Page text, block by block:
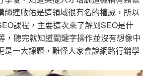
師連啟佑是這領域很有名的權威，所以
課程，主要這次來了解到SEO是什
，聽完就知道關鍵字操作並沒有想像中
是一大課題，難怪人家會說網路行銷學